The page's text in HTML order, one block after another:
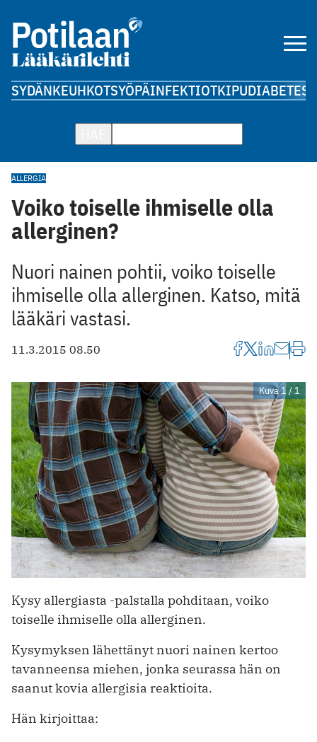
SYDÄNKEUHKOTSYÖPÄINFEKTIOTKIPUDIABETES
ALLERGIA
Voiko toiselle ihmiselle olla
allerginen?
Nuori nainen pohtii, voiko toiselle
ihmiselle olla allerginen. Katso, mitä
lääkäri vastasi.
11.3.2015 08.50
Kuva 1 / 1
Kysy allergiasta -palstalla pohditaan, voiko
toiselle ihmiselle olla allerginen.
Kysymyksen lähettänyt nuori nainen kertoo
tavanneensa miehen, jonka seurassa hän on
saanut kovia allergisia reaktioita.
Hän kirjoittaa: